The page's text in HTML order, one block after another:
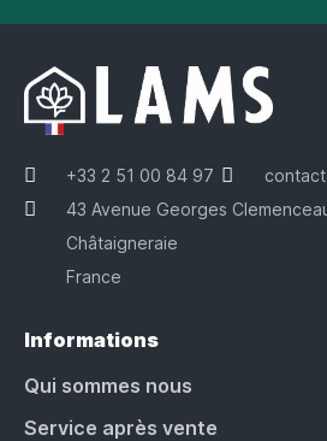
+33 2 51 00 84 97
43 Avenue Georges
Châtaigneraie
France
Informations
Qui sommes nous
Service après vente